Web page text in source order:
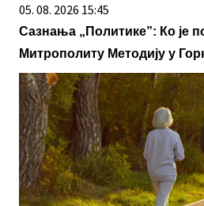
05. 08. 2026 15:45
Сазнања „Политике”: Ко је
Митрополиту Методију у